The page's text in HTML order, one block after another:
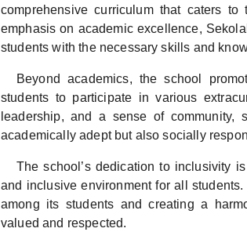
comprehensive curriculum that caters
emphasis on academic excellence,
students with the necessary skills and
Beyond academics, the school
students to participate in various
leadership, and a sense of
academically adept but also socially
The school’s dedication to inclusivity
and inclusive environment for all
among its students and creating a
valued and respected.